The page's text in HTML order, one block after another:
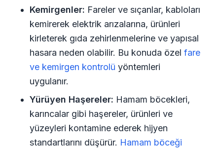
Kemirgenler: Fareler ve sıçanlar, kabloları
kemirerek elektrik arızalarına, ürünleri
kirleterek gıda zehirlenmelerine ve yapısal
hasara neden olabilir. Bu konuda özel fare
ve kemirgen kontrolü yöntemleri
uygulanır.
Yürüyen Haşereler: Hamam böcekleri,
karıncalar gibi haşereler, ürünleri ve
yüzeyleri kontamine ederek hijyen
standartlarını düşürür. Hamam böceği